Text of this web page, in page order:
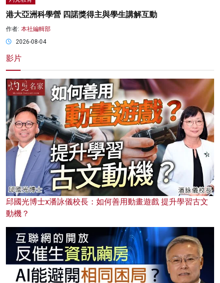
港大亞洲科學營 四諾獎得主與學生講解互動
作者: 本社編輯部
2026-08-04
影片
邱國光博士x潘詠儀校長：如何善用動畫遊戲 提升學習古文
動機？